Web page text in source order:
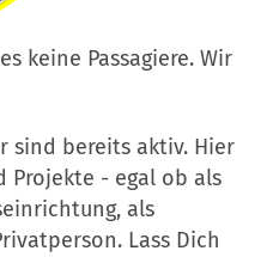
keine Passagiere. Wir
sind bereits aktiv. Hier
Projekte - egal ob als
als
Lass Dich